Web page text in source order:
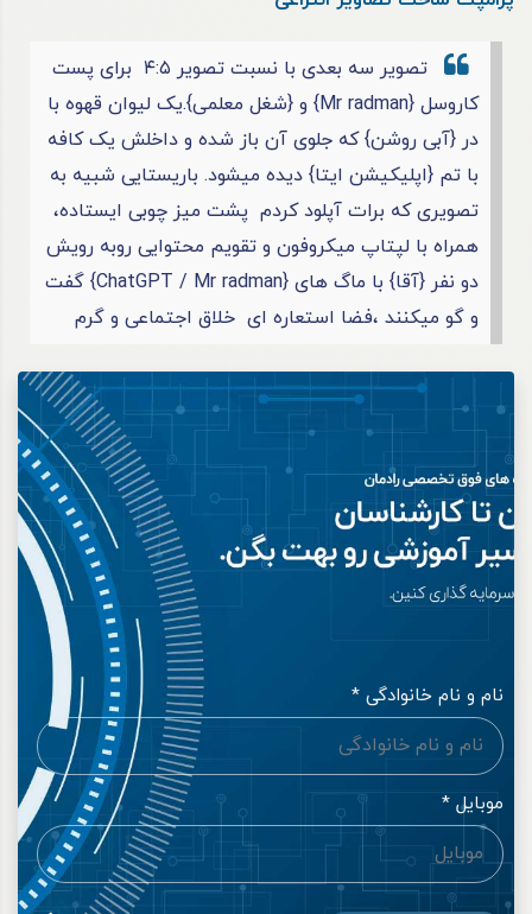
تصویر سه بعدی با نسبت تصویر ۴:۵ برای پست
کاروسل {Mr radman} و {شغل معلمی}.یک لیوان قهوه با
در {آبی روشن} که جلوی آن باز شده و داخلش یک کافه
با تم {اپلیکیشن ایتا} دیده میشود. باریستایی شبیه به
تصویری که برات آپلود کردم پشت میز چوبی ایستاده،
همراه با لپتاپ میکروفون و تقویم محتوایی روبه رویش
دو نفر {آقا} با ماگ های {ChatGPT / Mr radman} گفت
و گو میکنند ،فضا استعاره ای خلاق اجتماعی و گرم
نام و نام خانوادگی *
موبایل *